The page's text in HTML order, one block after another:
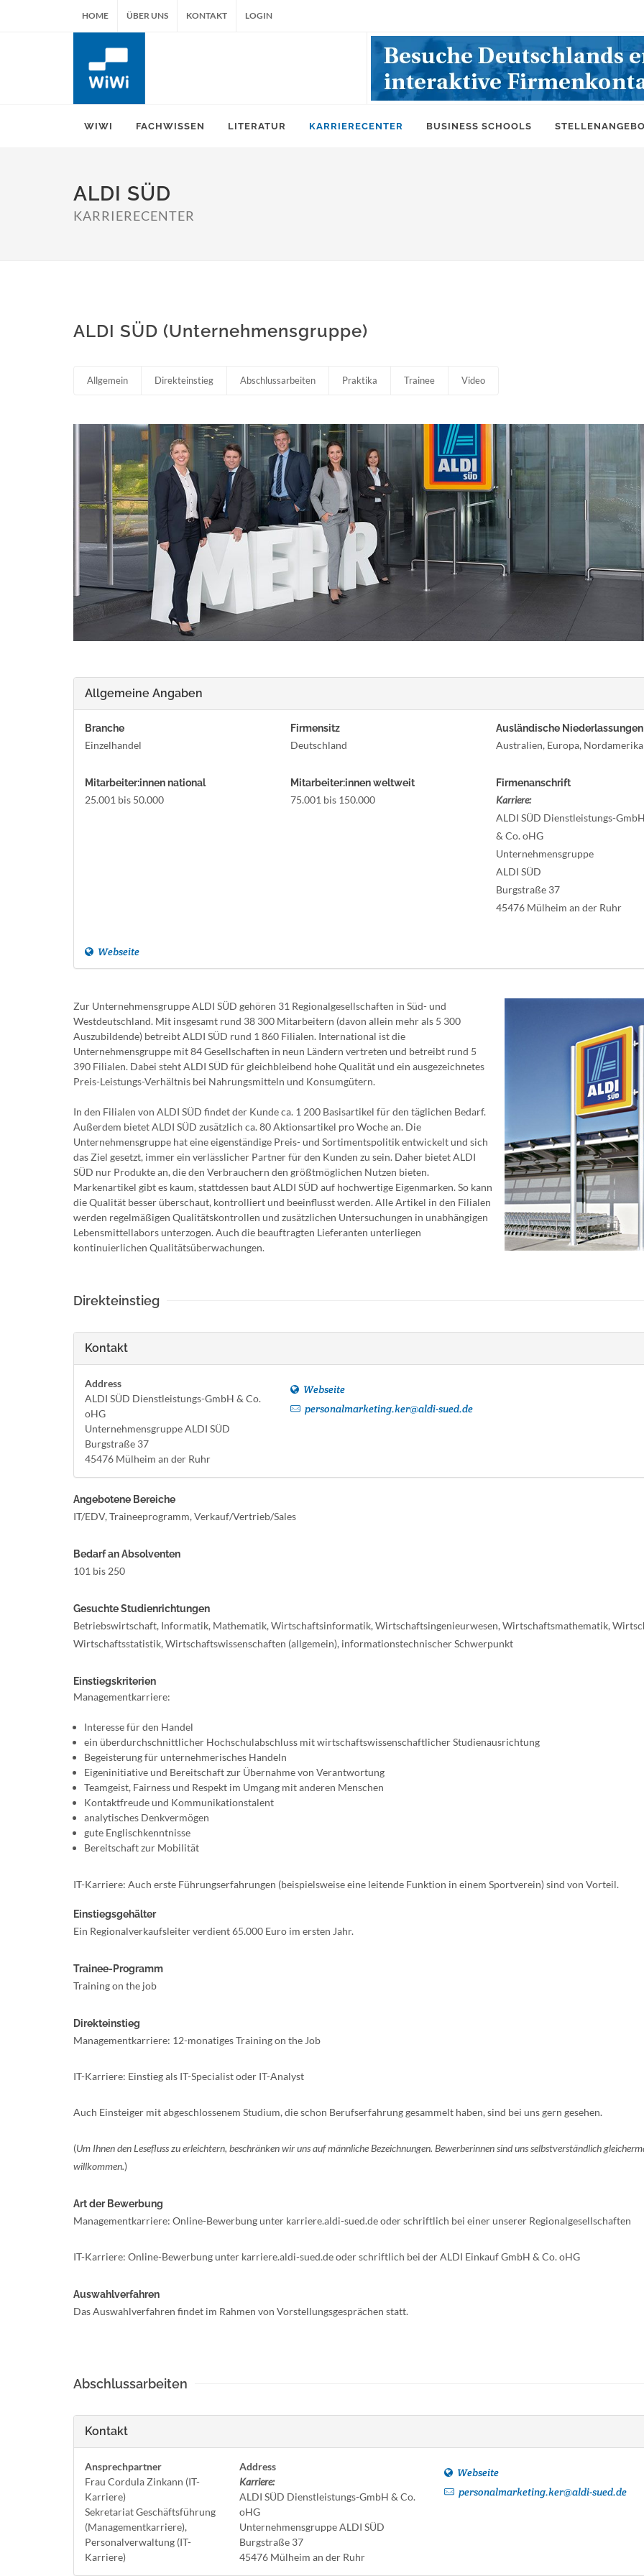
HOME ÜBER UNS KONTAKT LOGIN
WIWI FACHWISSEN LITERATUR KARRIERECENTER BUSINESS SCHOOLS
ALDI SÜD
KARRIERECENTER
ALDI SÜD (Unternehmensgruppe)
Allgemein Direkteinstieg Abschlussarbeiten Praktika Trainee Video
Allgemeine Angaben
Branche
Einzelhandel
Firmensitz
Deutschland
Ausländische Niederlassungen
Australien, Europa, Nordamerika
Mitarbeiter:innen national
25.001 bis 50.000
Mitarbeiter:innen weltweit
75.001 bis 150.000
Firmenanschrift
Karriere:
ALDI SÜD Dienstleistungs-GmbH
& Co. oHG
Unternehmensgruppe
ALDI SÜD
Burgstraße 37
45476 Mülheim an der Ruhr
Webseite
Zur Unternehmensgruppe ALDI SÜD gehören 31 Regionalgesellschaften in Süd- und
Westdeutschland. Mit insgesamt rund 38 300 Mitarbeitern (davon allein mehr als 5 300
Auszubildende) betreibt ALDI SÜD rund 1 860 Filialen. International ist die
Unternehmensgruppe mit 84 Gesellschaften in neun Ländern vertreten und betreibt rund 5
390 Filialen. Dabei steht ALDI SÜD für gleichbleibend hohe Qualität und ein ausgezeichnetes
Preis-Leistungs-Verhältnis bei Nahrungsmitteln und Konsumgütern.
In den Filialen von ALDI SÜD findet der Kunde ca. 1 200 Basisartikel für den täglichen Bedarf.
Außerdem bietet ALDI SÜD zusätzlich ca. 80 Aktionsartikel pro Woche an. Die
Unternehmensgruppe hat eine eigenständige Preis- und Sortimentspolitik entwickelt und sich
das Ziel gesetzt, immer ein verlässlicher Partner für den Kunden zu sein. Daher bietet ALDI
SÜD nur Produkte an, die den Verbrauchern den größtmöglichen Nutzen bieten.
Markenartikel gibt es kaum, stattdessen baut ALDI SÜD auf hochwertige Eigenmarken. So kann
die Qualität besser überschaut, kontrolliert und beeinflusst werden. Alle Artikel in den Filialen
werden regelmäßigen Qualitätskontrollen und zusätzlichen Untersuchungen in unabhängigen
Lebensmittellabors unterzogen. Auch die beauftragten Lieferanten unterliegen
kontinuierlichen Qualitätsüberwachungen.
Direkteinstieg
Kontakt
Address
ALDI SÜD Dienstleistungs-GmbH & Co.
oHG
Unternehmensgruppe ALDI SÜD
Burgstraße 37
45476 Mülheim an der Ruhr
Webseite
personalmarketing.ker@aldi-sued.de
Angebotene Bereiche
IT/EDV, Traineeprogramm, Verkauf/Vertrieb/Sales
Bedarf an Absolventen
101 bis 250
Gesuchte Studienrichtungen
Betriebswirtschaft, Informatik, Mathematik, Wirtschaftsinformatik, Wirtschaftsingenieurwesen, Wirtschaftsmathematik,
Wirtschaftsstatistik, Wirtschaftswissenschaften (allgemein), informationstechnischer Schwerpunkt
Einstiegskriterien
Managementkarriere:
Interesse für den Handel
ein überdurchschnittlicher Hochschulabschluss mit wirtschaftswissenschaftlicher Studienausrichtung
Begeisterung für unternehmerisches Handeln
Eigeninitiative und Bereitschaft zur Übernahme von Verantwortung
Teamgeist, Fairness und Respekt im Umgang mit anderen Menschen
Kontaktfreude und Kommunikationstalent
analytisches Denkvermögen
gute Englischkenntnisse
Bereitschaft zur Mobilität
IT-Karriere: Auch erste Führungserfahrungen (beispielsweise eine leitende Funktion in einem Sportverein) sind von Vorteil.
Einstiegsgehälter
Ein Regionalverkaufsleiter verdient 65.000 Euro im ersten Jahr.
Trainee-Programm
Training on the job
Direkteinstieg
Managementkarriere: 12-monatiges Training on the Job
IT-Karriere: Einstieg als IT-Specialist oder IT-Analyst
Auch Einsteiger mit abgeschlossenem Studium, die schon Berufserfahrung gesammelt haben, sind bei uns gern gesehen.
(Um Ihnen den Lesefluss zu erleichtern, beschränken wir uns auf männliche Bezeichnungen. Bewerberinnen sind uns selbstverständlich
willkommen.)
Art der Bewerbung
Managementkarriere: Online-Bewerbung unter karriere.aldi-sued.de oder schriftlich bei einer unserer Regionalgesellschaften
IT-Karriere: Online-Bewerbung unter karriere.aldi-sued.de oder schriftlich bei der ALDI Einkauf GmbH & Co. oHG
Auswahlverfahren
Das Auswahlverfahren findet im Rahmen von Vorstellungsgesprächen statt.
Abschlussarbeiten
Kontakt
Ansprechpartner
Frau Cordula Zinkann (IT-
Karriere)
Sekretariat Geschäftsführung
(Managementkarriere),
Personalverwaltung (IT-
Karriere)
Address
Karriere:
ALDI SÜD Dienstleistungs-GmbH & Co.
oHG
Unternehmensgruppe ALDI SÜD
Burgstraße 37
45476 Mülheim an der Ruhr
Webseite
personalmarketing.ker@aldi-sued.de